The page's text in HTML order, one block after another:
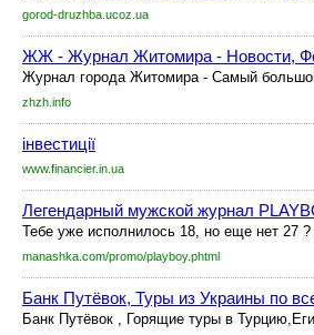
gorod-druzhba.ucoz.ua
ЖЖ - Журнал Житомира - Новости,
Журнал города Житомира - Самый
zhzh.info
інвестиції
www.financier.in.ua
Легендарный мужской журнал
Тебе уже исполнилось 18, но еще нет 27
manashka.com/promo/playboy.phtml
Банк Путёвок, Туры из Украины по
Банк Путёвок , Горящие туры в